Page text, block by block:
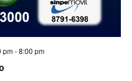
pm-8:00 pm